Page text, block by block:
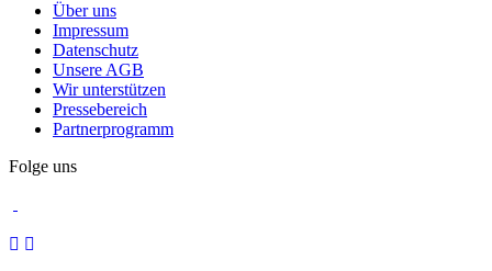
Über uns
Impressum
Datenschutz
Unsere AGB
Wir unterstützen
Pressebereich
Partnerprogramm
Folge uns